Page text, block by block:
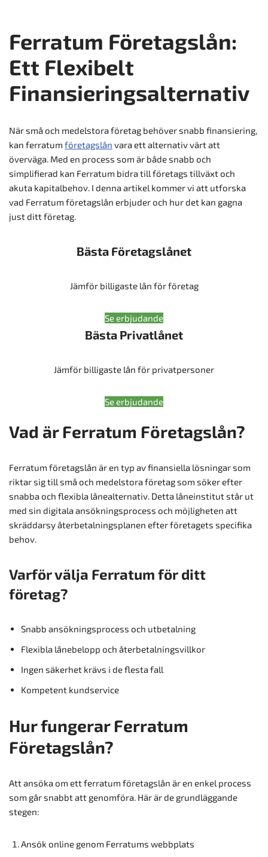
Ferratum Företagslån:
Ett Flexibelt
Finansieringsalternativ
När små och medelstora företag behöver snabb finansiering,
kan ferratum företagslån vara ett alternativ värt att
överväga. Med en process som är både snabb och
simplifierad kan Ferratum bidra till företags tillväxt och
akuta kapitalbehov. I denna artikel kommer vi att utforska
vad Ferratum företagslån erbjuder och hur det kan gagna
just ditt företag.
Bästa Företagslånet
Jämför billigaste lån för företag
Se erbjudande
Bästa Privatlånet
Jämför billigaste lån för privatpersoner
Se erbjudande
Vad är Ferratum Företagslån?
Ferratum företagslån är en typ av finansiella lösningar som
riktar sig till små och medelstora företag som söker efter
snabba och flexibla lånealternativ. Detta låneinstitut står ut
med sin digitala ansökningsprocess och möjligheten att
skräddarsy återbetalningsplanen efter företagets specifika
behov.
Varför välja Ferratum för ditt
företag?
Snabb ansökningsprocess och utbetalning
Flexibla lånebelopp och återbetalningsvillkor
Ingen säkerhet krävs i de flesta fall
Kompetent kundservice
Hur fungerar Ferratum
Företagslån?
Att ansöka om ett ferratum företagslån är en enkel process
som går snabbt att genomföra. Här är de grundläggande
stegen:
Ansök online genom Ferratums webbplats